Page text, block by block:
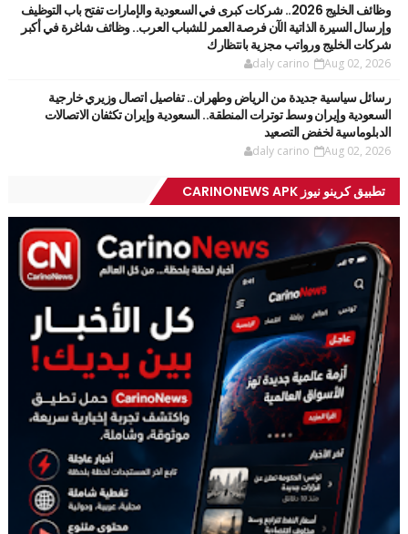
وظائف الخليج 2026.. شركات كبرى في السعودية والإمارات تفتح باب التوظيف
وإرسال السيرة الذاتية الآن فرصة العمر للشباب العرب.. وظائف شاغرة في أكبر
شركات الخليج ورواتب مجزية بانتظارك
daly carino Aug 02, 2026
رسائل سياسية جديدة من الرياض وطهران.. تفاصيل اتصال وزيري خارجية
السعودية وإيران وسط توترات المنطقة.. السعودية وإيران تكثفان الاتصالات
الدبلوماسية لخفض التصعيد
daly carino Aug 02, 2026
تطبيق كرينو نيوز CARINONEWS APK